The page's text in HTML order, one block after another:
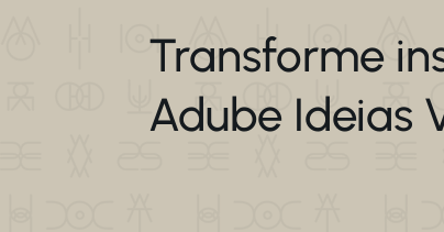
Transforme
Adube Ideias